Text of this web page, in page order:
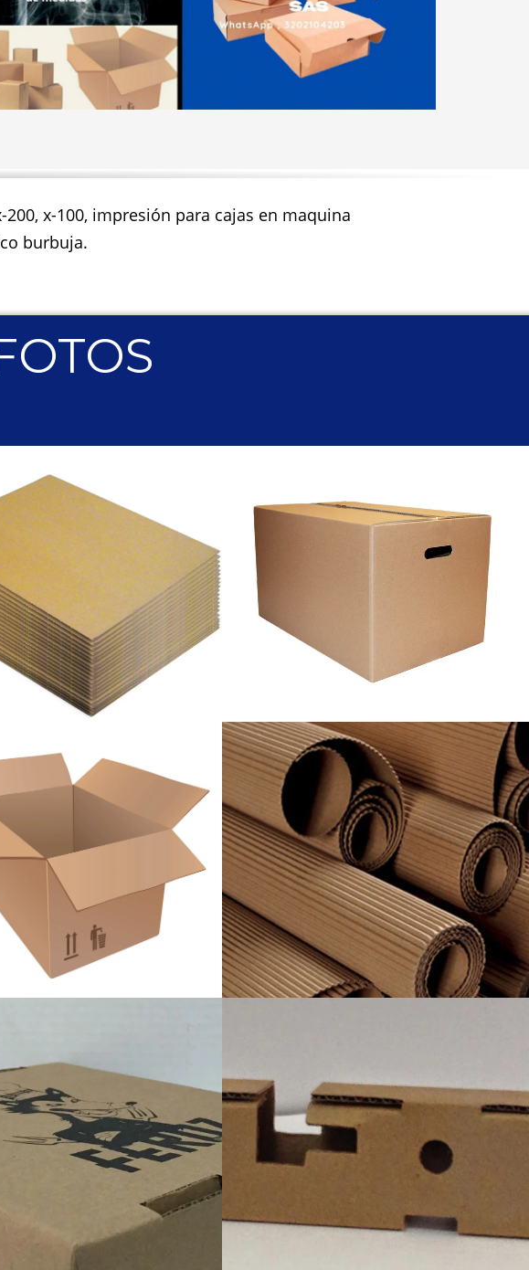
x-100, impresión para cajas en maquina
burbuja.